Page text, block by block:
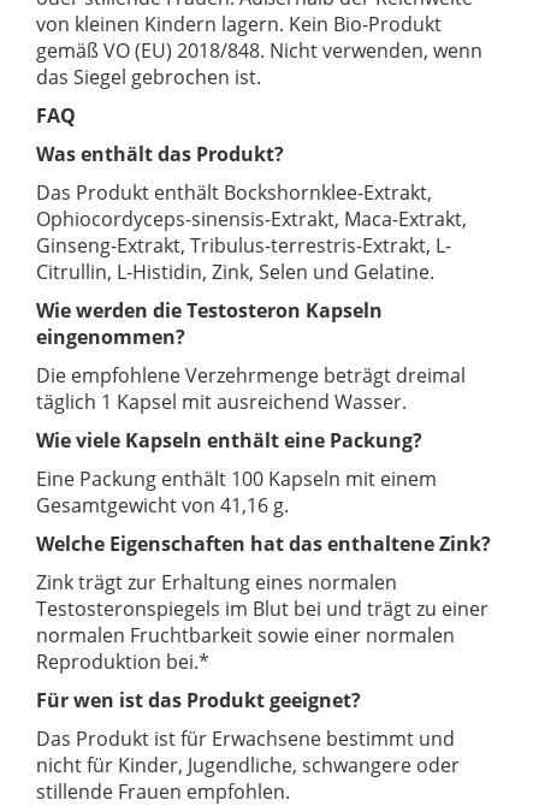
von kleinen Kindern lagern. Kein Bio-Produkt
gemäß VO (EU) 2018/848. Nicht verwenden, wenn
das Siegel gebrochen ist.
FAQ
Was enthält das Produkt?
Das Produkt enthält Bockshornklee-Extrakt,
Ophiocordyceps-sinensis-Extrakt, Maca-Extrakt,
Ginseng-Extrakt, Tribulus-terrestris-Extrakt, L-
Citrullin, L-Histidin, Zink, Selen und Gelatine.
Wie werden die Testosteron Kapseln
eingenommen?
Die empfohlene Verzehrmenge beträgt dreimal
täglich 1 Kapsel mit ausreichend Wasser.
Wie viele Kapseln enthält eine Packung?
Eine Packung enthält 100 Kapseln mit einem
Gesamtgewicht von 41,16 g.
Welche Eigenschaften hat das enthaltene Zink?
Zink trägt zur Erhaltung eines normalen
Testosteronspiegels im Blut bei und trägt zu einer
normalen Fruchtbarkeit sowie einer normalen
Reproduktion bei.*
Für wen ist das Produkt geeignet?
Das Produkt ist für Erwachsene bestimmt und
nicht für Kinder, Jugendliche, schwangere oder
stillende Frauen empfohlen.